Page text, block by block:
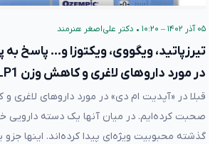
۰۵ آذر ۱۴۰۲ – ۱۰:۲۰ • دکتر علی‌اصغر هنرمند
تیرزپاتید، ویگووی، ویکتوزا و… پاسخ
در مورد داروهای لاغری و کاهش وزن GLP1
قبلا در «آپدیت ام دی» در مورد داروهای لاغری
صحبت کرده‌ایم. در میان آنها یک دسته
گذشته محبوبیت ویژه‌ای پیدا کرده‌اند. اینها